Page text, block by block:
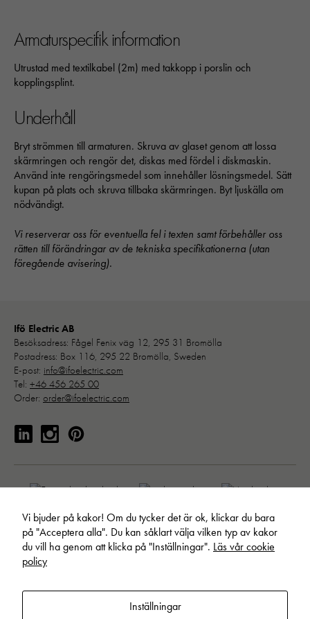
Armaturspecifik information
Utrustad med textilkabel (2m) med takkopp i porslin och
kopplingsplint.
Underhåll
Bryt strömmen till armaturen. Skruva av glaset genom att lossa
skärmringen och rengör det, diskas med fördel i diskmaskin.
Använd inte rengöringsmedel som innehåller lösningsmedel. Sätt
kupan på plats och skruva tillbaka skärmringen. Byt ljuskälla om
nödvändigt.
Vi reserverar oss för eventuella fel i texten samt förbehåller oss
rätten till förändringar av de tekniska specifikationerna (utan
föregående avisering).
Ifö Electric AB
Besöksadress: Fågel Fenix väg 12, 295 31 Bromölla
Postadress: Box 116, 295 22 Bromölla, Sweden
E-post: info@ifoelectric.com
Tel: +46 456 265 00
Order: order@ifoelectric.com
© Ifö Electric AB. Allt material publicerat på webbplatsen är skyddat
enligt internationell upphovsrättslagstiftning.
Vi bjuder på kakor! Om du tycker det är ok, klickar du bara
på "Acceptera alla". Du kan såklart välja vilken typ av kakor
du vill ha genom att klicka på "Inställningar". Läs vår cookie
policy
Inställningar
Dessa kakor går inte att välja bort.
behövs för att hemsidan över huvud
ska fungera:
funktionalitet
och
Upplevelse
För att vår
hemsida ska
ditt besök.